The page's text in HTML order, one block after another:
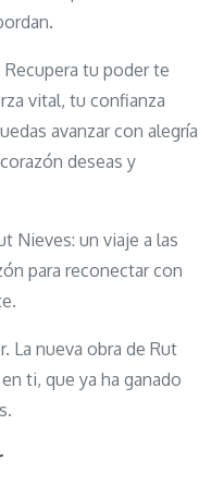
vida
tu poder te
vital, tu confianza
avanzar con alegría
deseas y
Nieves: un viaje a las
para reconectar con
La nueva obra de Rut
ti, que ya ha ganado